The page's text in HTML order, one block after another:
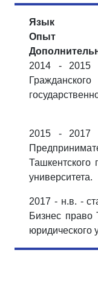
Язык
Опыт
2014 - 2015
2015 - 2017
Ташкентского
университета.
2017 - н.в. -
Бизнес право
юридического